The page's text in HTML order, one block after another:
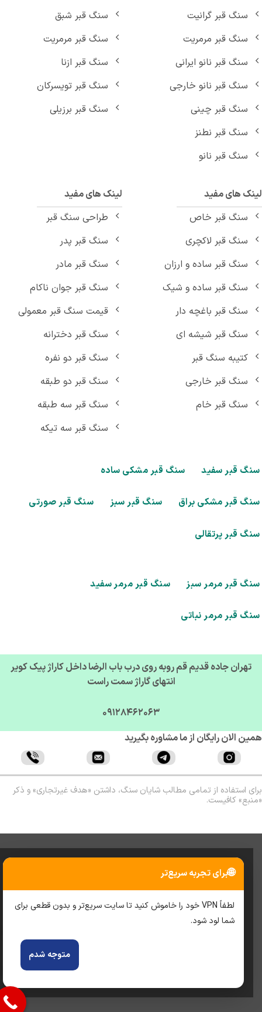
سنگ قبر گرانیت
سنگ قبر مرمریت
سنگ قبر نانو ایرانی
سنگ قبر نانو خارجی
سنگ قبر چینی
سنگ قبر نطنز
سنگ قبر نانو
سنگ قبر شبق
سنگ قبر مرمریت
سنگ قبر ازنا
سنگ قبر تویسرکان
سنگ قبر برزیلی
های مفید
سنگ قبر خاص
سنگ قبر لاکچری
سنگ قبر ساده و ارزان
سنگ قبر ساده و شیک
سنگ قبر باغچه دار
سنگ قبر شیشه ای
کتیبه سنگ قبر
سنگ قبر خارجی
سنگ قبر خام
لینک های مفید
طراحی سنگ قبر
سنگ قبر پدر
سنگ قبر مادر
سنگ قبر جوان ناکام
قیمت سنگ قبر معمولی
سنگ قبر دخترانه
سنگ قبر دو نفره
سنگ قبر دو طبقه
سنگ قبر سه طبقه
سنگ قبر سه تیکه
قبر سفید سنگ قبر مشکی ساده
قبر مشکی براق سنگ قبر سبز سنگ قبر صورتی
قبر پرتقالی
قبر مرمر سبز سنگ قبر مرمر سفید
قبر مرمر نباتی
تهران جاده قدیم قم روبه روی درب باب الرضا داخل کاراژ پیک کویر
انتهای گاراژ سمت راست
09128462063
الان رایگان از ما مشاوره بگیرید
استفاده از تمامی مطالب شایان سنگ، داشتن «هدف غیرتجاری» و ذکر
کافیست.
برای تجربه سریع‌تر
لطفاً VPN خود را خاموش کنید تا سایت سریع‌تر و بدون قطعی برای
شما لود شود.
متوجه شدم